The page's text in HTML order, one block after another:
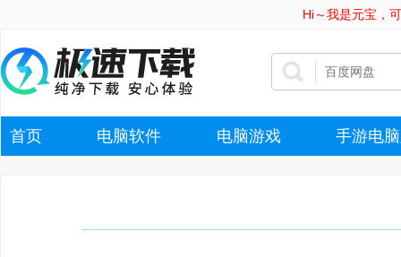
Hi～我是元宝，
首页 电脑软件 电脑游戏 手游电